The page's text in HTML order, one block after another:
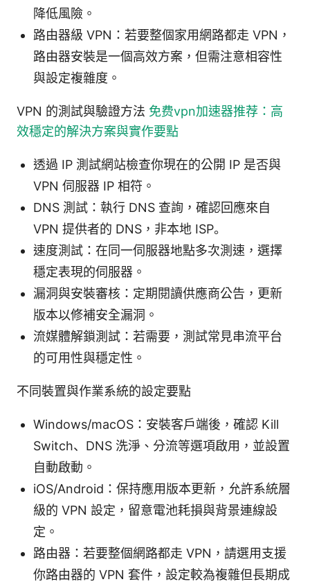
降低風險。
路由器級 VPN：若要整個家用網路都走 VPN，
路由器安裝是一個高效方案，但需注意相容性
與設定複雜度。
VPN 的測試與驗證方法 免费vpn加速器推荐：高
效穩定的解決方案與實作要點
透過 IP 測試網站檢查你現在的公開 IP 是否與
VPN 伺服器 IP 相符。
DNS 測試：執行 DNS 查詢，確認回應來自
VPN 提供者的 DNS，非本地 ISP。
速度測試：在同一伺服器地點多次測速，選擇
穩定表現的伺服器。
漏洞與安裝審核：定期閱讀供應商公告，更新
版本以修補安全漏洞。
流媒體解鎖測試：若需要，測試常見串流平台
的可用性與穩定性。
不同裝置與作業系統的設定要點
Windows/macOS：安裝客戶端後，確認 Kill
Switch、DNS 洗淨、分流等選項啟用，並設置
自動啟動。
iOS/Android：保持應用版本更新，允許系統層
級的 VPN 設定，留意電池耗損與背景連線設
定。
路由器：若要整個網路都走 VPN，請選用支援
你路由器的 VPN 套件，設定較為複雜但長期成